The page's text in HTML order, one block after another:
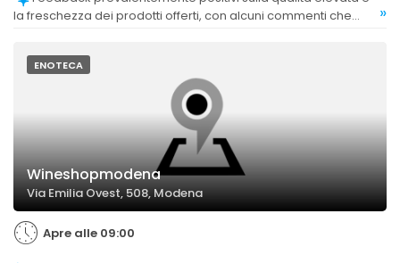
la freschezza dei prodotti offerti, con alcuni commenti che
»
ENOTECA
Wineshopmodena
Via Emilia Ovest, 508, Modena
Apre alle 09:00